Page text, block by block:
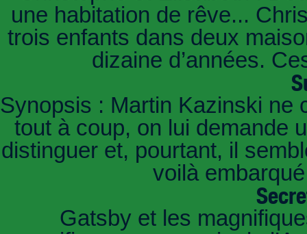
une habitation de rêve...
trois enfants dans deux
dizaine d’années.
Synopsis : Martin Kazinski ne
tout à coup, on lui demande
distinguer et, pourtant, il
voilà
Gatsby et les